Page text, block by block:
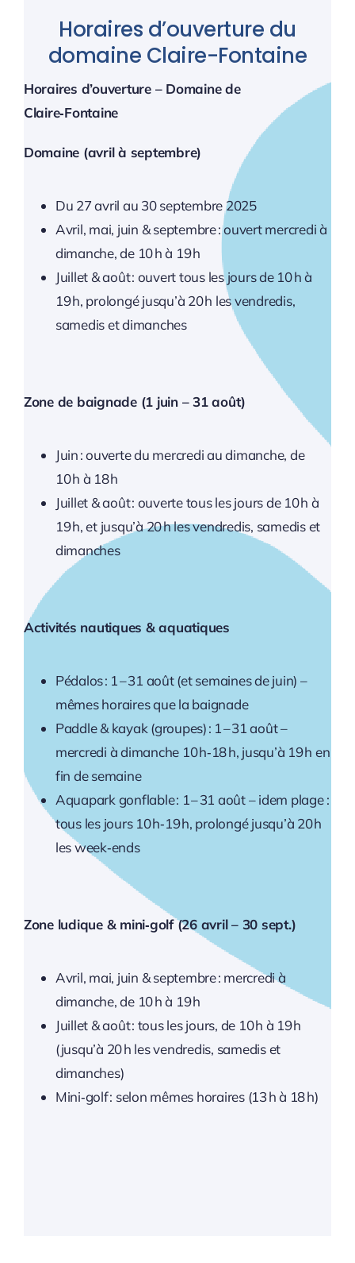
Horaires d’ouverture du
domaine Claire-Fontaine
Horaires d’ouverture – Domaine de
Claire‑Fontaine
Domaine (avril à septembre)
Du 27 avril au 30 septembre 2025
Avril, mai, juin & septembre : ouvert mercredi à
dimanche, de 10 h à 19 h
Juillet & août : ouvert tous les jours de 10 h à
19 h, prolongé jusqu’à 20 h les vendredis,
samedis et dimanches
Zone de baignade (1 juin – 31 août)
Juin : ouverte du mercredi au dimanche, de
10 h à 18 h
Juillet & août : ouverte tous les jours de 10 h à
19 h, et jusqu’à 20 h les vendredis, samedis et
dimanches
Activités nautiques & aquatiques
Pédalos : 1 – 31 août (et semaines de juin) –
mêmes horaires que la baignade
Paddle & kayak (groupes) : 1 – 31 août –
mercredi à dimanche 10 h‑18 h, jusqu’à 19 h en
fin de semaine
Aquapark gonflable : 1 – 31 août – idem plage :
tous les jours 10 h‑19 h, prolongé jusqu’à 20 h
les week‑ends
Zone ludique & mini‑golf (26 avril – 30 sept.)
Avril, mai, juin & septembre : mercredi à
dimanche, de 10 h à 19 h
Juillet & août : tous les jours, de 10 h à 19 h
(jusqu’à 20 h les vendredis, samedis et
dimanches)
Mini‑golf : selon mêmes horaires (13 h à 18 h)